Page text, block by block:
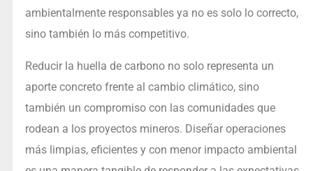
ambientalmente responsables ya no es solo lo correcto,
sino también lo más competitivo.
Reducir la huella de carbono no solo representa un
aporte concreto frente al cambio climático, sino
también un compromiso con las comunidades que
rodean a los proyectos mineros. Diseñar operaciones
más limpias, eficientes y con menor impacto ambiental